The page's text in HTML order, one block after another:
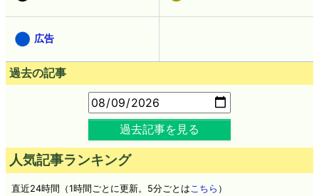
広告
過去の記事
過去記事を見る
人気記事ランキング
直近24時間（1時間ごとに更新。5分ごとは こちら ）